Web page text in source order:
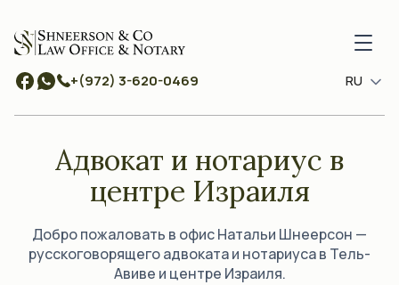
+(972) 3-620-0469 RU
Адвокат и нотариус в
центре Израиля
Добро пожаловать в офис Натальи Шнеерсон —
русскоговорящего адвоката и нотариуса в Тель-
Авиве и центре Израиля.